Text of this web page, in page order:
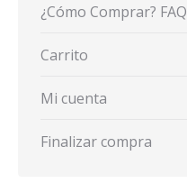
¿Cómo Comprar? FAQ
Carrito
Mi cuenta
Finalizar compra